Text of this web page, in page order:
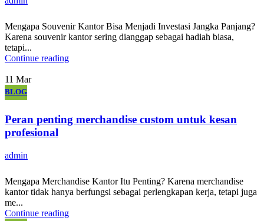
Mengapa Souvenir Kantor Bisa Menjadi Investasi Jangka Panjang?
Karena souvenir kantor sering dianggap sebagai hadiah biasa,
tetapi...
Continue reading
11 Mar
BLOG
Peran penting merchandise custom untuk kesan
profesional
admin
Mengapa Merchandise Kantor Itu Penting? Karena merchandise
kantor tidak hanya berfungsi sebagai perlengkapan kerja, tetapi juga
me...
Continue reading